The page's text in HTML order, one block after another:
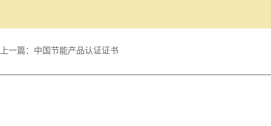
上一篇： 中国节能产品认证证书